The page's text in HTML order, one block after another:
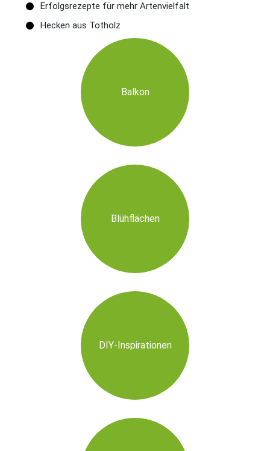
Erfolgsrezepte für mehr Artenvielfalt
Hecken aus Totholz
Balkon
Blühflächen
DIY-Inspirationen